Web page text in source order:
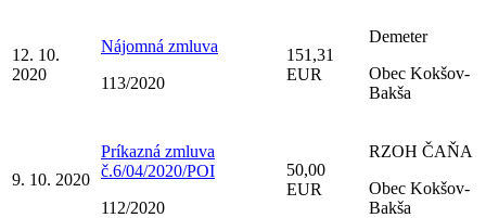
12. 10.
2020
Nájomná zmluva
113/2020
151,31
EUR
Demeter
Obec Kokšov-
Bakša
9. 10. 2020
Príkazná zmluva
č.6/04/2020/POI
112/2020
50,00
EUR
RZOH ČAŇA
Obec Kokšov-
Bakša